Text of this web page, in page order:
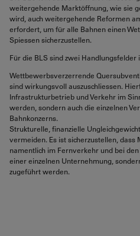
weitergehende Marktöffnung, wie sie
wird, auch weitergehende Reformen
erfordert, um für alle Bahnen einen
Spiessen sicherzustellen.
Für die BLS sind zwei Handlungsfelder
Wettbewerbsverzerrende
sind wirkungsvoll auszuschliessen.
Infrastrukturbetrieb und Verkehr im
werden, sondern auch die einzelnen
Bahnkonzerns.
Strukturelle, finanzielle
vermeiden. Es ist sicherzustellen,
namentlich im Fernverkehr und bei
einer einzelnen Unternehmung,
zugeführt werden.